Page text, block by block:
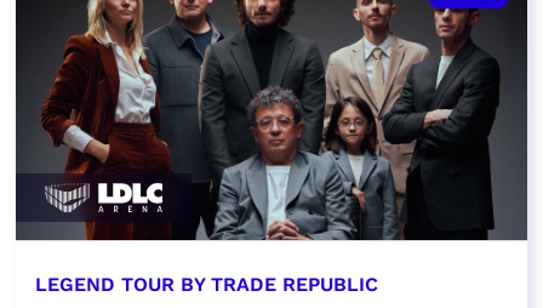
LEGEND TOUR BY TRADE REPUBLIC